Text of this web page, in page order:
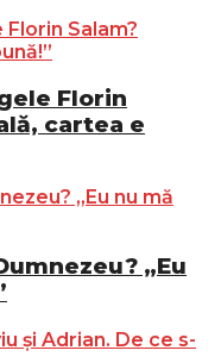
Florin
cartea e
„Eu